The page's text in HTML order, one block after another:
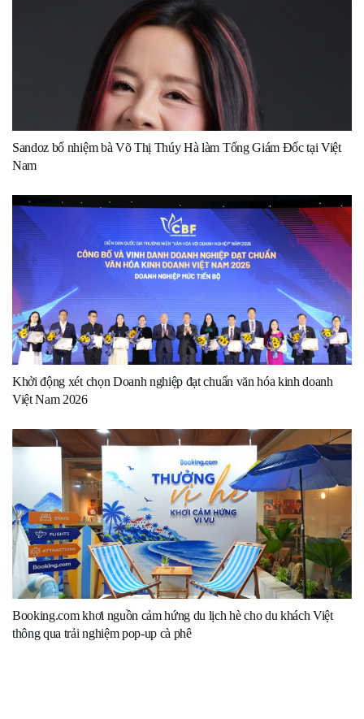
Sandoz bổ nhiệm bà Võ Thị Thúy Hà làm Tổng Giám Đốc tại Việt
Nam
Khởi động xét chọn Doanh nghiệp đạt chuẩn văn hóa kinh doanh
Việt Nam 2026
Booking.com khơi nguồn cảm hứng du lịch hè cho du khách Việt
thông qua trải nghiệm pop-up cà phê